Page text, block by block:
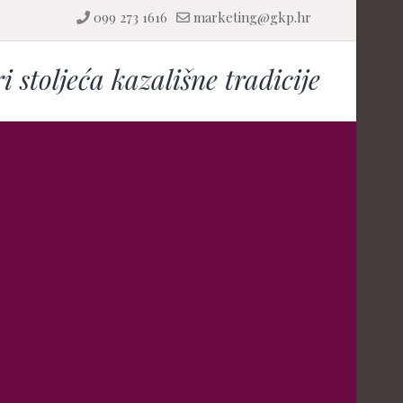
099 273 1616 marketing@gkp.hr
stoljeća kazališne tradicije